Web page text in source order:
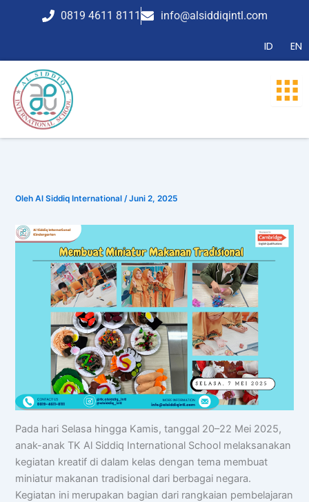
0819 4611 8111 info@alsiddiqintl.com
ID EN
OlehAl Siddiq International/Juni 2, 2025
Pada hari Selasa hingga Kamis, tanggal 20–22 Mei 2025,
anak-anak TK Al Siddiq International School melaksanakan
kegiatan kreatif di dalam kelas dengan tema membuat
miniatur makanan tradisional dari berbagai negara.
Kegiatan ini merupakan bagian dari rangkaian pembelajaran